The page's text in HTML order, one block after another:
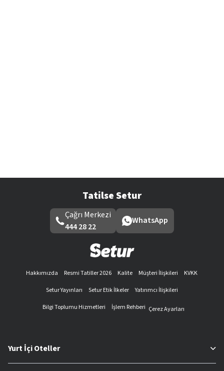
Tatilse Setur
Çağrı Merkezi
444 28 22
WhatsApp
Hakkımızda Resmi Tatiller 2026 Kalite Müşteri İlişkileri
KVKK
Setur Yayınları
Setur Etik İlkeler
Yatırımcı İlişkileri
Bilgi Toplumu Hizmetleri
İşlem Rehberi Çerez Ayarları
Yurt İçi Oteller